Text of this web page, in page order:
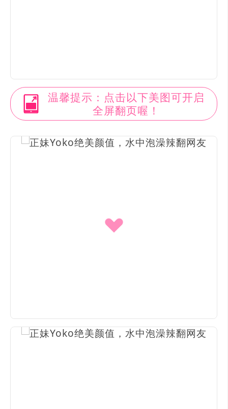
温馨提示：点击以下美图可开启
全屏翻页喔！